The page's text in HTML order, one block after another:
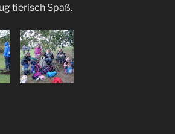
tierisch Spaß.